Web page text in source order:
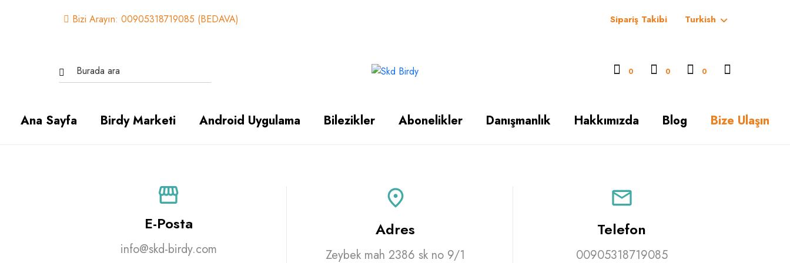
Bizi Arayın: 00905318719085 (BEDAVA) Sipariş Takibi Turkish
0 0 0
Ana Sayfa Birdy Marketi Android Uygulama Bilezikler Abonelikler Danışmanlık Hakkımızda Blog Bize Ulaşın
E-Posta
info@skd-birdy.com
Adres
Zeybek mah 2386 sk no 9/1
Telefon
00905318719085